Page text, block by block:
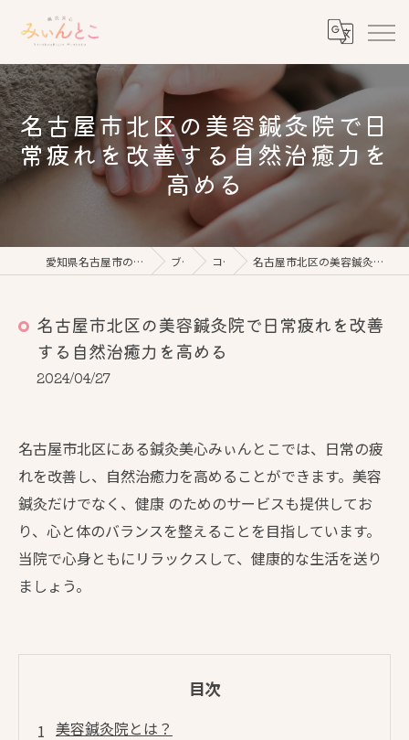
名古屋市北区の美容鍼灸院で日
常疲れを改善する自然治癒力を
高める
愛知県名古屋市の美容鍼なら鍼灸美心みぃんとこ ブログ コラム 名古屋市北区の美容鍼灸院で日常疲れを改善する自然治癒力を高める
名古屋市北区の美容鍼灸院で日常疲れを改善
する自然治癒力を高める
2024/04/27
名古屋市北区にある鍼灸美心みぃんとこでは、日常の疲
れを改善し、自然治癒力を高めることができます。美容
鍼灸だけでなく、健康 のためのサービスも提供してお
り、心と体のバランスを整えることを目指しています。
当院で心身ともにリラックスして、健康的な生活を送り
ましょう。
目次
美容鍼灸院とは？